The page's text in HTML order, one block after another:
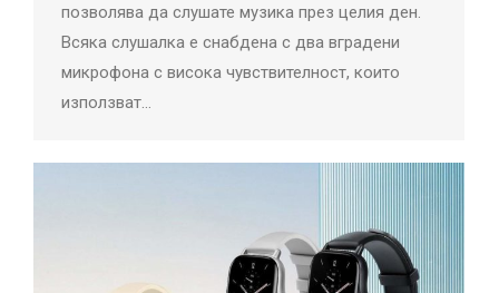
позволява да слушате музика през целия ден.
Всяка слушалка е снабдена с два вградени
микрофона с висока чувствителност, които
използват…